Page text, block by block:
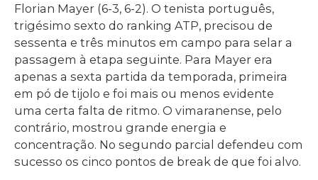
Florian Mayer (6-3, 6-2). O tenista português,
trigésimo sexto do ranking ATP, precisou de
sessenta e três minutos em campo para selar a
passagem à etapa seguinte. Para Mayer era
apenas a sexta partida da temporada, primeira
em pó de tijolo e foi mais ou menos evidente
uma certa falta de ritmo. O vimaranense, pelo
contrário, mostrou grande energia e
concentração. No segundo parcial defendeu com
sucesso os cinco pontos de break de que foi alvo.